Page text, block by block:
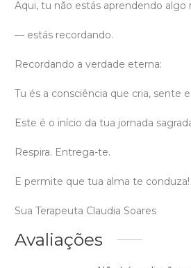
Aqui, tu não estás aprendendo algo
— estás recordando.
Recordando a verdade eterna:
Tu és a consciência que cria, sente
Este é o início da tua jornada
Respira. Entrega-te.
E permite que tua alma te conduza!
Sua Terapeuta Claudia Soares
Avaliações